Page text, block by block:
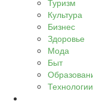
Туризм
Культура
Бизнес
Здоровье
Мода
Быт
Технологии